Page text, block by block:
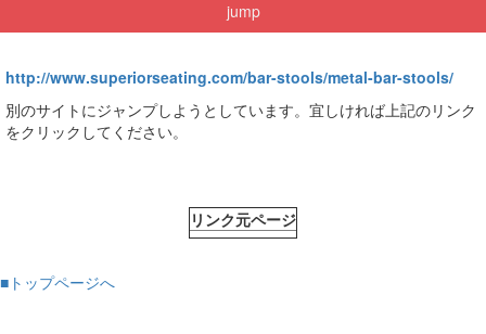
jump
http://www.superiorseating.com/bar-stools/metal-bar-stools/
別のサイトにジャンプしようとしています。宜しければ上記のリンク
をクリックしてください。
リンク元ページ
■トップページへ